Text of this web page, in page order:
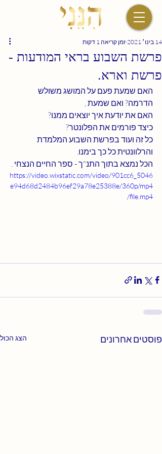
פרשת השבוע בראי המודעות -
פרשת וארא.
14 בינו׳ 2021 זמן קריאה 1 דקות
האם שמעת פעם על המושג משולש
הדרמה? ואם שמעת ,
האם את יודעת איך יוצאים ממנו?
כיצד פורמים את הפלונטר?
כל זה ועוד בפרשת השבוע המלמדת
והרלוונטית כל כך בימנו.
הכל נמצא בתוך התנ"ך - ספר החיים הנצחי .
https://video.wixstatic.com/video/901cc6_5046
e94d68d2484b96ef29a78e25388e/360p/mp4
/file.mp4
פוסטים אחרונים הצג הכול